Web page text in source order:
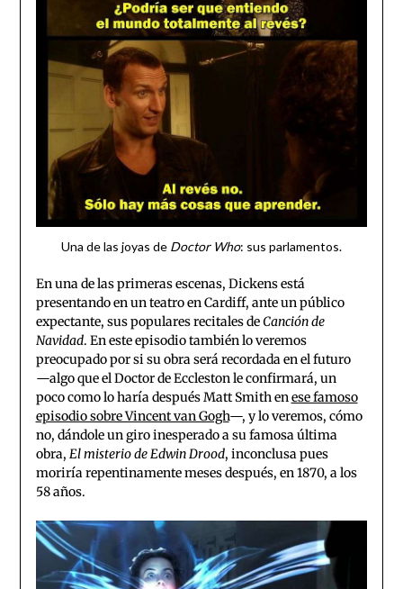
Una de las joyas de Doctor Who: sus parlamentos.
En una de las primeras escenas, Dickens está
presentando en un teatro en Cardiff, ante un público
expectante, sus populares recitales deCanción de
Navidad. En este episodio también lo veremos
preocupado por si su obra será recordada en el futuro
—algo que el Doctor de Eccleston le confirmará, un
poco como lo haría después Matt Smith enese famoso
episodio sobre Vincent van Gogh—, y lo veremos, cómo
no, dándole un giro inesperado a su famosa última
obra, El misterio de Edwin Drood, inconclusa pues
moriría repentinamente meses después, en 1870, a los
58 años.